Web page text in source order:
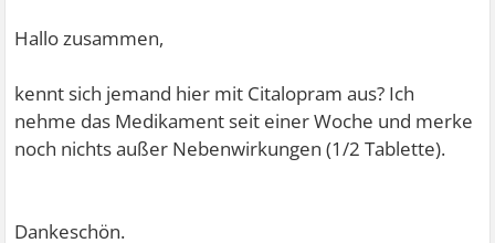
Hallo zusammen,
kennt sich jemand hier mit Citalopram aus? Ich
nehme das Medikament seit einer Woche und merke
noch nichts außer Nebenwirkungen (1/2 Tablette).
Dankeschön.